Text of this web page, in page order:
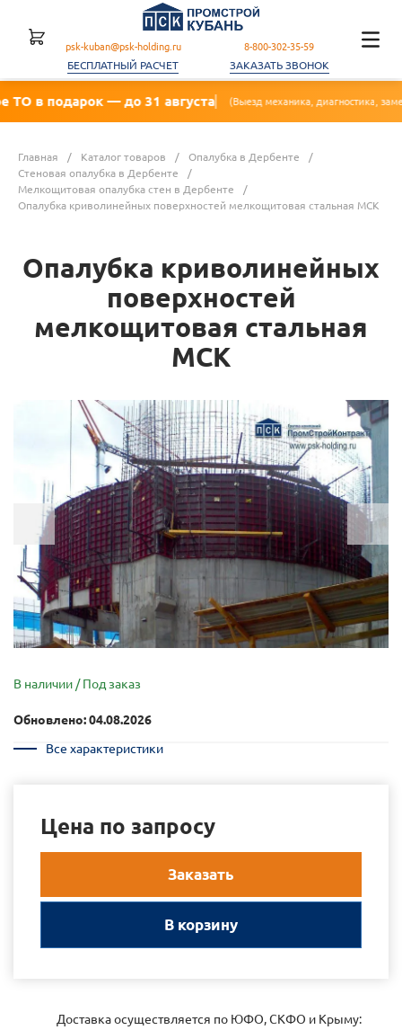
— до 31 августа (Выезд механика, диагностика, замена масла,
psk-kuban@psk-holding.ru
БЕСПЛАТНЫЙ РАСЧЕТ
8-800-302-35-59
ЗАКАЗАТЬ ЗВОНОК
Главная / Каталог товаров / Опалубка в Дербенте
/
Стеновая опалубка в Дербенте
/
Мелкощитовая опалубка стен в Дербенте
/
Опалубка криволинейных поверхностей мелкощитовая стальная МСК
Опалубка криволинейных
поверхностей
мелкощитовая стальная
МСК
В наличии / Под заказ
Обновлено: 04.08.2026
Все характеристики
Цена по запросу
Заказать
В корзину
Доставка осуществляется по ЮФО, СКФО и Крыму: